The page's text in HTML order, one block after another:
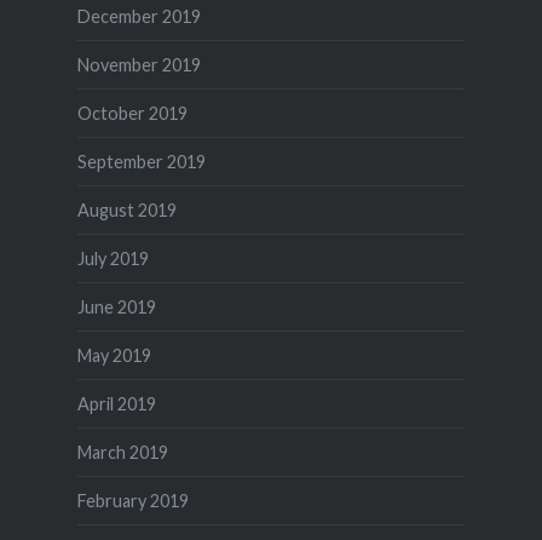
December 2019
November 2019
October 2019
September 2019
August 2019
July 2019
June 2019
May 2019
April 2019
March 2019
February 2019